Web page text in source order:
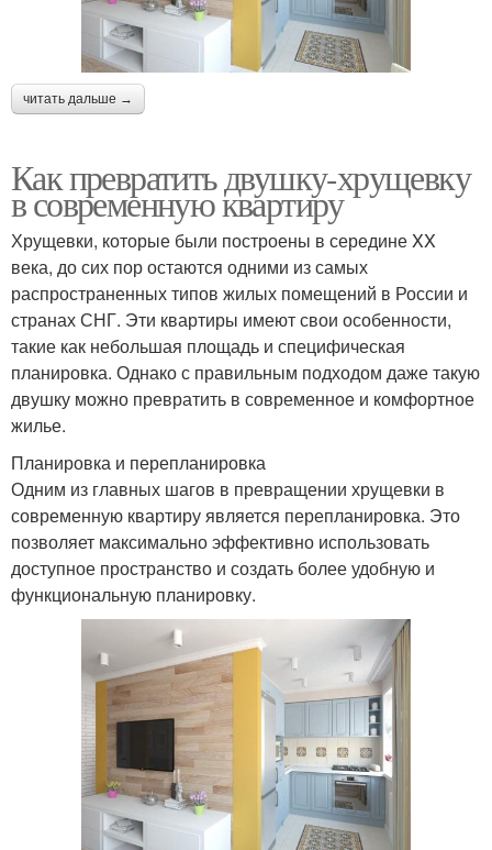
читать дальше →
Как превратить двушку-хрущевку
в современную квартиру
Хрущевки, которые были построены в середине XX
века, до сих пор остаются одними из самых
распространенных типов жилых помещений в России и
странах СНГ. Эти квартиры имеют свои особенности,
такие как небольшая площадь и специфическая
планировка. Однако с правильным подходом даже такую
двушку можно превратить в современное и комфортное
жилье.
Планировка и перепланировка
Одним из главных шагов в превращении хрущевки в
современную квартиру является перепланировка. Это
позволяет максимально эффективно использовать
доступное пространство и создать более удобную и
функциональную планировку.